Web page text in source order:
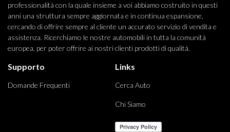
professionalità con la quale insieme a voi abbiamo costruito in questi
anni una struttura sempre aggiornata e in continua espansione,
cercando di offrire sempre al cliente un accurato servizio di vendita e
assistenza. Ricerchiamo le nostre automobili in tutta la comunità
europea, per poter offrire ai nostri clienti prodotti di qualità.
Supporto
Domande Frequenti
Links
Cerca Auto
Chi Siamo